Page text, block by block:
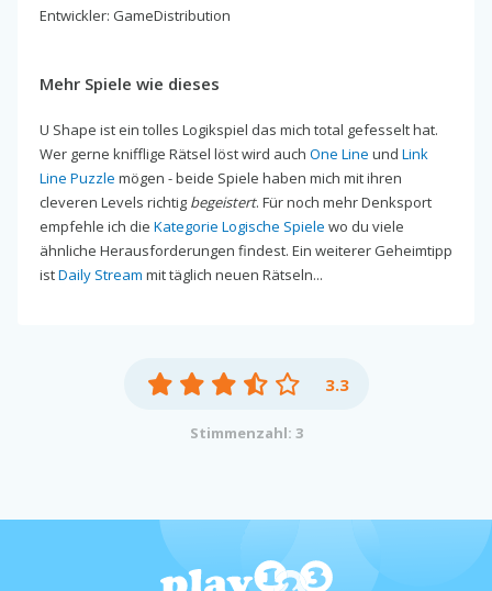
Entwickler: GameDistribution
Mehr Spiele wie dieses
U Shape ist ein tolles Logikspiel das mich total gefesselt hat.
Wer gerne knifflige Rätsel löst wird auch One Line und Link
Line Puzzle mögen - beide Spiele haben mich mit ihren
cleveren Levels richtig begeistert. Für noch mehr Denksport
empfehle ich die Kategorie Logische Spiele wo du viele
ähnliche Herausforderungen findest. Ein weiterer Geheimtipp
istDaily Stream mit täglich neuen Rätseln...
3.3
Stimmenzahl: 3